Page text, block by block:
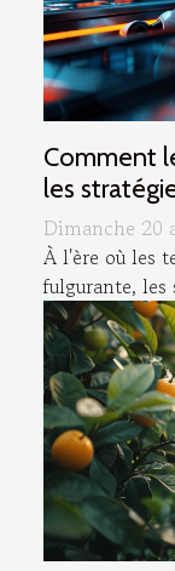
Comment
les
Dimanche 20
À l'ère où les
fulgurante, les